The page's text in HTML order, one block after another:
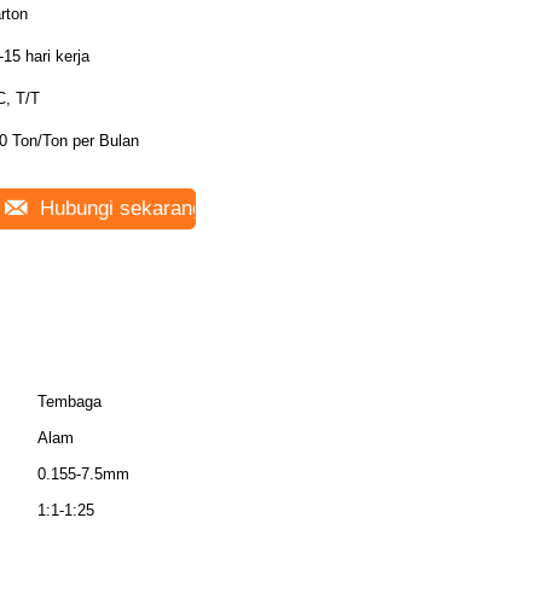
15 hari kerja
T/T
Ton/Ton per Bulan
Hubungi sekarang
Tembaga
Alam
0.155-7.5mm
1:1-1:25